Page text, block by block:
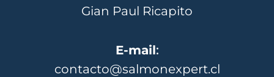
Gian Paul Ricapito
E-mail:
contacto@salmonexpert.cl